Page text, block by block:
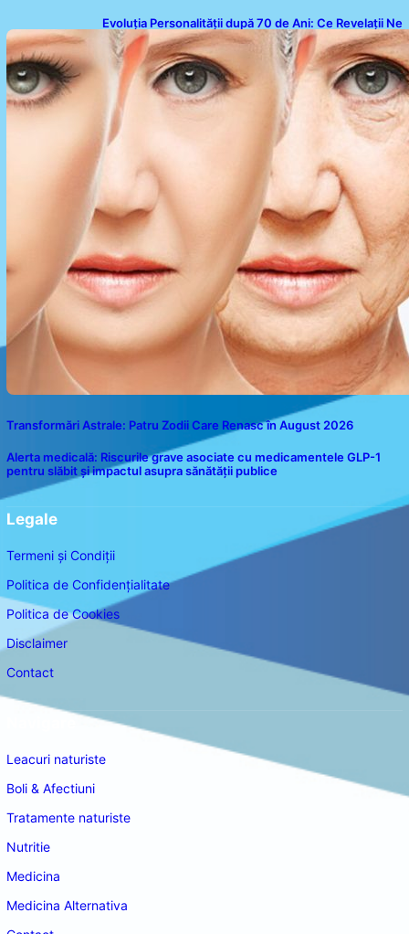
Evoluția Personalității după 70 de Ani: Ce Revelații Ne
Oferă Studiile Psihologice
Transformări Astrale: Patru Zodii Care Renasc în August 2026
Alerta medicală: Riscurile grave asociate cu medicamentele GLP-1
pentru slăbit și impactul asupra sănătății publice
Legale
Termeni și Condiții
Politica de Confidențialitate
Politica de Cookies
Disclaimer
Contact
Leacuri naturiste
Boli & Afectiuni
Tratamente naturiste
Nutritie
Medicina
Medicina Alternativa